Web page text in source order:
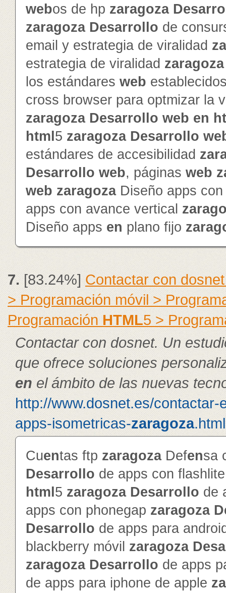
webos de hp zaragoza
zaragoza Desarrollo de
email y estrategia de viralidad
estrategia de viralidad zaragoza
los estándares web
cross browser para optmizar la
zaragoza Desarrollo web en
html 5 zaragoza Desarrollo
estándares de accesibilidad
Desarrollo web, páginas web
web zaragozaDiseño apps
apps con avance vertical
Diseño apps en plano fijo
7. [83.24%]Contactar con
> Programación móvil >
Programación HTML5 >
Contactar con dosnet. Un
que ofrece soluciones
enel ámbito de las nuevas
http://www.dosnet.es/contactar-
apps-isometricas-zaragoza
Cuentas ftp zaragozaDefensa
Desarrollo de apps con
html 5 zaragoza Desarrollo de
apps con phonegap zaragoza
Desarrollo de apps para
blackberry móvil zaragoza
zaragoza Desarrollo de apps
de apps para iphone de apple